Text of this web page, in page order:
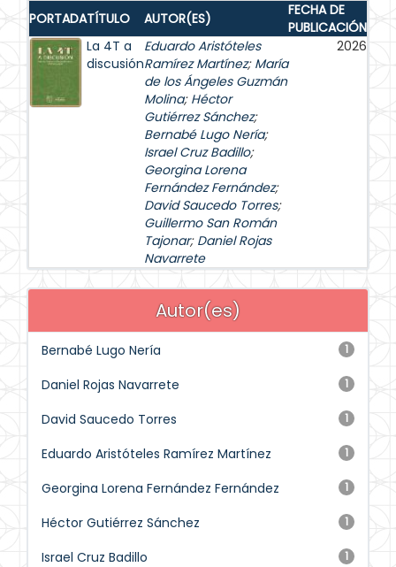
PORTADATÍTULO AUTOR(ES)
FECHA DE
PUBLICACIÓN
La 4T a
discusión
Eduardo Aristóteles
Ramírez Martínez; María
de los Ángeles Guzmán
Molina; Héctor
Gutiérrez Sánchez;
Bernabé Lugo Nería;
Israel Cruz Badillo;
Georgina Lorena
Fernández Fernández;
David Saucedo Torres;
Guillermo San Román
Tajonar; Daniel Rojas
Navarrete
2026
Autor(es)
1
Bernabé Lugo Nería
1
Daniel Rojas Navarrete
1
David Saucedo Torres
1
Eduardo Aristóteles Ramírez Martínez
1
Georgina Lorena Fernández Fernández
1
Héctor Gutiérrez Sánchez
1
Israel Cruz Badillo